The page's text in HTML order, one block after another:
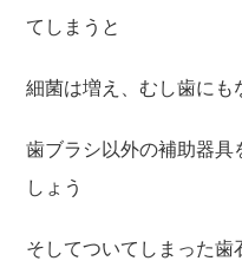
てしまうと
細菌は増え、むし歯にも
歯ブラシ以外の補助器具
しょう
そしてついてしまった歯